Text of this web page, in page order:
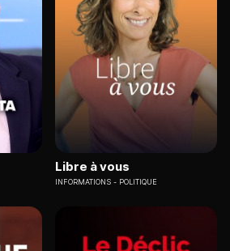
Libre à vous
INFORMATIONS POLITIQUE